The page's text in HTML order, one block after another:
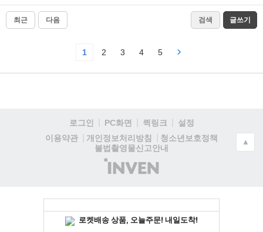
최근 다음 검색 글쓰기
1 2 3 4 5
로그인 PC화면 퀵링크
설정
이용약관
개인정보처리방침
청소년보호정책
불법촬영물신고안내
(주)
인
▲